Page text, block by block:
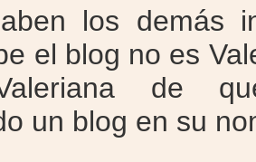
los demás
el blog no es
de
un blog en su